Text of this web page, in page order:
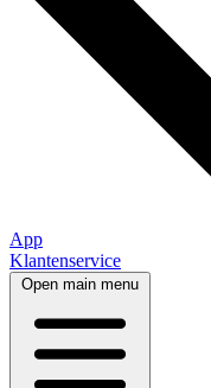
App
Klantenservice
Open main menu